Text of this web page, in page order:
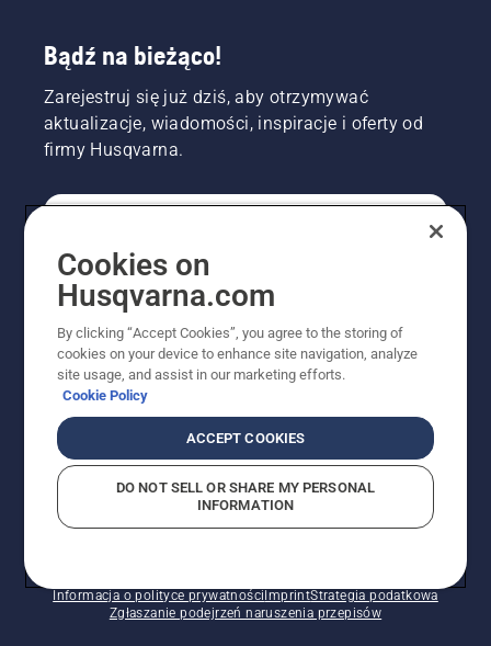
Bądź na bieżąco!
Zarejestruj się już dziś, aby otrzymywać
aktualizacje, wiadomości, inspiracje i oferty od
firmy Husqvarna.
PROFESJONALISTA
Informacja o polityce prywatnościImprintStrategia podatkowa
Zgłaszanie podejrzeń naruszenia przepisów
Cookies on
Husqvarna.com
By clicking “Accept Cookies”, you agree to the storing of
cookies on your device to enhance site navigation, analyze
site usage, and assist in our marketing efforts.
Cookie Policy
ACCEPT COOKIES
DO NOT SELL OR SHARE MY PERSONAL
INFORMATION